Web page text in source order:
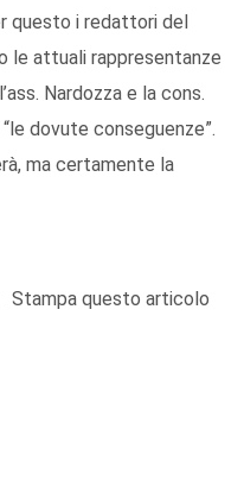
questo i redattori del
le attuali rappresentanze
Nardozza e la cons.
dovute conseguenze”.
ma certamente la
Stampa questo articolo